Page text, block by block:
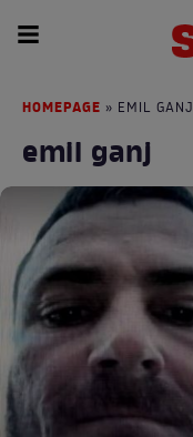
HOMEPAGE » EMIL GANJ
emil ganj